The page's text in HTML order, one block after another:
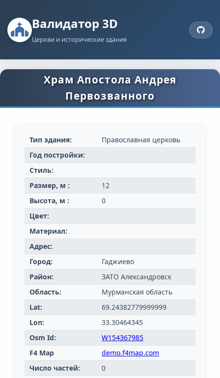
Валидатор 3D
Церкви и исторические здания
Храм Апостола Андрея
Первозванного
Тип здания:
Православная церковь
Год постройки:
Стиль:
Размер, м :
12
Высота, м :
0
Цвет:
Материал:
Адрес:
Город:
Гаджиево
Район:
ЗАТО Александровск
Область:
Мурманская область
Lat:
69.24382779999999
Lon:
33.30464345
Osm Id:
W154367985
F4 Map
demo.f4map.com
Число частей:
0